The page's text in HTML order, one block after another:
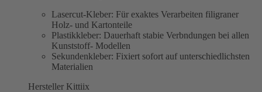
Lasercut-Kleber: Für exaktes Verarbeiten filigraner
Holz- und Kartonteile
Plastikkleber: Dauerhaft stabie Verbndungen bei allen
Kunststoff- Modellen
Sekundenkleber: Fixiert sofort auf unterschiedlichsten
Materialien
Hersteller Kittiix